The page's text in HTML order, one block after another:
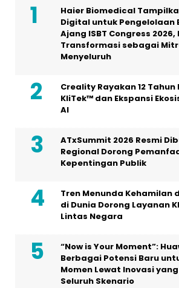
Haier Biomedical
Digital untuk Pengelolaan
Ajang ISBT Congress
Transformasi sebagai
Menyeluruh
Creality Rayakan 12
KliTek™ dan Ekspansi
AI
ATxSummit 2026 Resmi
Regional Dorong
Kepentingan Publik
Tren Menunda Kehamilan
di Dunia Dorong Layanan
Lintas Negara
“Now is Your Moment”:
Berbagai Potensi Baru
Momen Lewat Inovasi
Seluruh Skenario